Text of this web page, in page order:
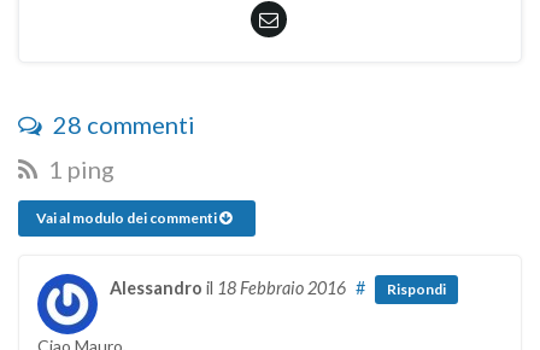
28 commenti
1 ping
Vai al modulo dei commenti
Alessandro il 18 Febbraio 2016 # Rispondi
Ciao Mauro,